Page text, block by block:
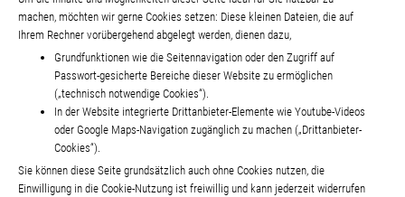
machen, möchten wir gerne Cookies setzen: Diese kleinen Dateien, die auf
Ihrem Rechner vorübergehend abgelegt werden, dienen dazu,
Grundfunktionen wie die Seitennavigation oder den Zugriff auf
Passwort-gesicherte Bereiche dieser Website zu ermöglichen
(„technisch notwendige Cookies“).
In der Website integrierte Drittanbieter-Elemente wie Youtube-Videos
oder Google Maps-Navigation zugänglich zu machen („Drittanbieter-
Cookies“).
Sie können diese Seite grundsätzlich auch ohne Cookies nutzen, die
Einwilligung in die Cookie-Nutzung ist freiwillig und kann jederzeit widerrufen